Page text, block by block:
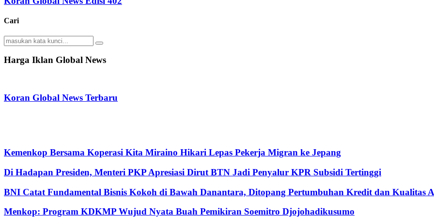
Cari
Search
for:
Search
Harga Iklan Global News
Koran Global News Terbaru
Kemenkop Bersama Koperasi Kita Miraino Hikari Lepas Pekerja Migran ke Jepang
Di Hadapan Presiden, Menteri PKP Apresiasi Dirut BTN Jadi Penyalur KPR Subsidi Tertinggi
BNI Catat Fundamental Bisnis Kokoh di Bawah Danantara, Ditopang Pertumbuhan Kredit dan Kualitas
Menkop: Program KDKMP Wujud Nyata Buah Pemikiran Soemitro Djojohadikusumo